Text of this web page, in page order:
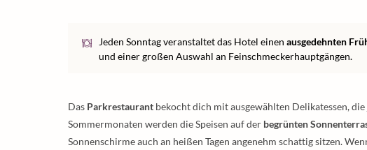
Jeden Sonntag veranstaltet das Hotel einen ausgedehnten
und einer großen Auswahl an Feinschmeckerhauptgängen.
Das Parkrestaurant bekocht dich mit ausgewählten Delikatessen,
Sommermonaten werden die Speisen auf der begrünten
Sonnenschirme auch an heißen Tagen angenehm schattig sitzen.